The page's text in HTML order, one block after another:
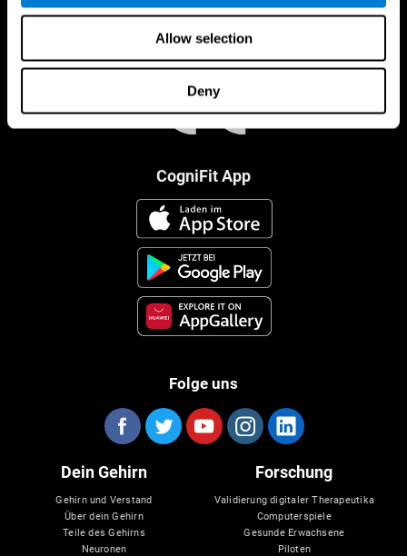
Allow selection
Deny
CogniFit App
Folge uns
Dein Gehirn
Gehirn und Verstand
Über dein Gehirn
Teile des Gehirns
Neuronen
Forschung
Validierung digitaler Therapeutika
Computerspiele
Gesunde Erwachsene
Piloten